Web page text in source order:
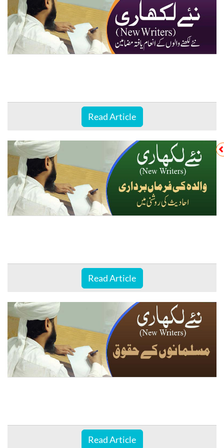
Read Article
Read Article
Read Article